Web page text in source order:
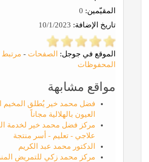
المقيّمين:
تاريخ الإضافة:
الموقع في جوجل: الصفحات - مرتبط
المحفوظات
مواقع مشابهة
فضل محمد خير يُطلق المخيم
العيون بالهلالية مجاناً
مركز فضل محمد خير لخدمة
علاجي - تعليم - أسر منتجة
الدكتور محمد عبد الكريم
مركز محمد زكي للتمريض